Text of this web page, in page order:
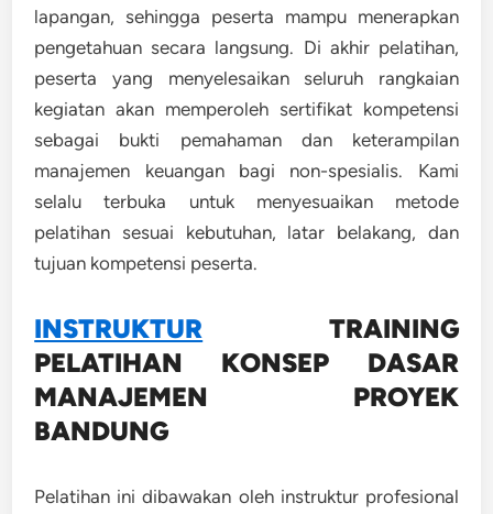
lapangan, sehingga peserta mampu menerapkan
pengetahuan secara langsung. Di akhir pelatihan,
peserta yang menyelesaikan seluruh rangkaian
kegiatan akan memperoleh sertifikat kompetensi
sebagai bukti pemahaman dan keterampilan
manajemen keuangan bagi non-spesialis. Kami
selalu terbuka untuk menyesuaikan metode
pelatihan sesuai kebutuhan, latar belakang, dan
tujuan kompetensi peserta.
INSTRUKTUR TRAINING
PELATIHAN KONSEP DASAR
MANAJEMEN PROYEK
BANDUNG
Pelatihan ini dibawakan oleh instruktur profesional